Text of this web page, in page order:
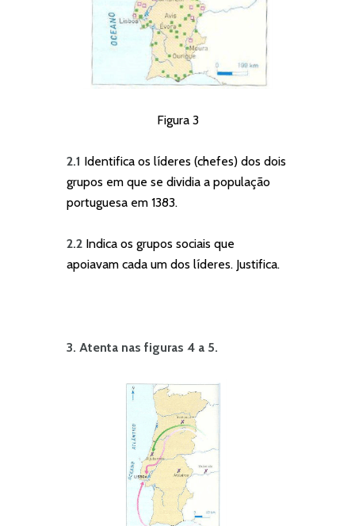
Figura 3
2.1 Identifica os líderes (chefes) dos dois
grupos em que se dividia a população
portuguesa em 1383.
2.2 Indica os grupos sociais que
apoiavam cada um dos líderes. Justifica.
3. Atenta nas figuras 4 a 5.